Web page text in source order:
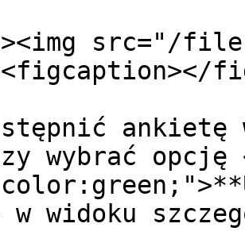
src="/files/
wybrać opcję
w widoku